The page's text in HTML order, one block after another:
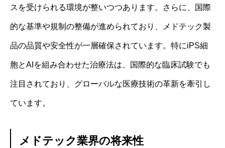
スを受けられる環境が整いつつあります。さらに、国際
的な基準や規制の整備が進められており、メドテック製
品の品質や安全性が一層確保されています。特にiPS細
胞とAIを組み合わせた治療法は、国際的な臨床試験でも
注目されており、グローバルな医療技術の革新を牽引し
ています。
メドテック業界の将来性